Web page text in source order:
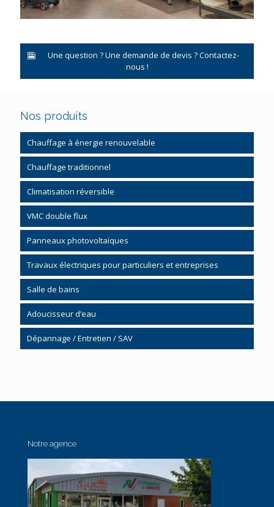
Une question ? Une demande de devis ? Contactez-
nous !
Nos produits
Chauffage à énergie renouvelable
Pompe à chaleur
Pompe à chaleur système gainable
Chauffe-eau thermodynamique
Chauffage solaire
Chauffe-eau solaire CESI
Poêle à bois bûches
Poêle bois à granulés
Chauffage traditionnel
Chauffage gaz et fioul
Régulation chauffage
Climatisation réversible
VMC double flux
Panneaux photovoltaïques
Travaux électriques pour particuliers et entreprises
Salle de bains
Salle de bain clé en main
Kinemagic
Mobilier
Adoucisseur d’eau
Dépannage / Entretien / SAV
Notre agence